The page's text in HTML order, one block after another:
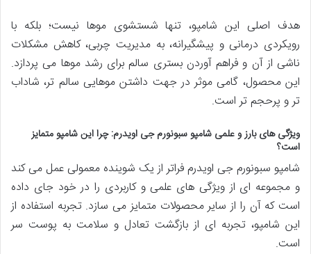
هدف اصلی این شامپو، تنها شستشوی موها نیست؛ بلکه با
رویکردی درمانی و پیشگیرانه، به مدیریت چربی، کاهش مشکلات
ناشی از آن و فراهم آوردن بستری سالم برای رشد موها می پردازد.
این محصول، گامی موثر در جهت داشتن موهایی سالم تر، شاداب
تر و پرحجم تر است.
ویژگی های بارز و علمی شامپو سبونورم جی اویدرم: چرا این شامپو متمایز
است؟
شامپو سبونورم جی اویدرم فراتر از یک شوینده معمولی عمل می کند
و مجموعه ای از ویژگی های علمی و کاربردی را در خود جای داده
است که آن را از سایر محصولات متمایز می سازد. تجربه استفاده از
این شامپو، تجربه ای از بازگشت تعادل و سلامت به پوست سر
است.